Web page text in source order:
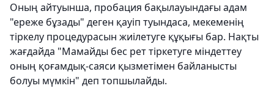
Оның айтуынша, пробация бақылауындағы адам
"ереже бұзады" деген қауіп туындаса, мекеменің
тіркелу процедурасын жиілетуге құқығы бар. Нақты
жағдайда "Мамайды бес рет тіркетуге міндеттеу
оның қоғамдық-саяси қызметімен байланысты
болуы мүмкін" деп топшылайды.